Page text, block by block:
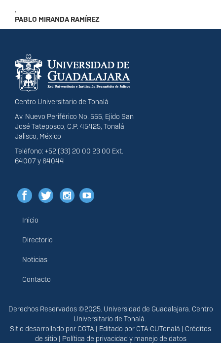
,
PABLO MIRANDA RAMÍREZ
Información del
portal
Centro Universitario de Tonalá
Av. Nuevo Periférico No. 555, Ejido San
José Tateposco, C.P. 45425, Tonalá
Jalisco, México
Teléfono: +52 (33) 20 00 23 00 Ext.
64007 y 64044
Menú
principal
Inicio
Directorio
Noticias
Contacto
Derechos
Derechos Reservados ©2025. Universidad de Guadalajara. Centro
Universitario de Tonalá.
Sitio desarrollado por CGTA | Editado por CTA CUTonalá | Créditos
de sitio | Política de privacidad y manejo de datos